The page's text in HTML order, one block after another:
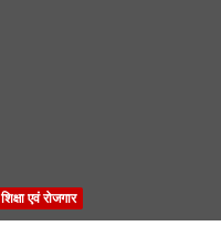
शिक्षा एवं रोजगार